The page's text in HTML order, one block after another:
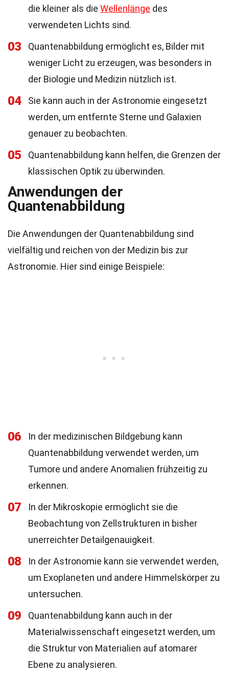
die kleiner als die Wellenlänge des
verwendeten Lichts sind.
03
Quantenabbildung ermöglicht es, Bilder mit
weniger Licht zu erzeugen, was besonders in
der Biologie und Medizin nützlich ist.
04
Sie kann auch in der Astronomie eingesetzt
werden, um entfernte Sterne und Galaxien
genauer zu beobachten.
05
Quantenabbildung kann helfen, die Grenzen der
klassischen Optik zu überwinden.
Anwendungen der
Quantenabbildung
Die Anwendungen der Quantenabbildung sind
vielfältig und reichen von der Medizin bis zur
Astronomie. Hier sind einige Beispiele:
06
In der medizinischen Bildgebung kann
Quantenabbildung verwendet werden, um
Tumore und andere Anomalien frühzeitig zu
erkennen.
07
In der Mikroskopie ermöglicht sie die
Beobachtung von Zellstrukturen in bisher
unerreichter Detailgenauigkeit.
08
In der Astronomie kann sie verwendet werden,
um Exoplaneten und andere Himmelskörper zu
untersuchen.
09
Quantenabbildung kann auch in der
Materialwissenschaft eingesetzt werden, um
die Struktur von Materialien auf atomarer
Ebene zu analysieren.